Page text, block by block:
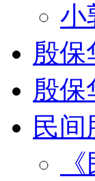
小
殷保
殷保
民间